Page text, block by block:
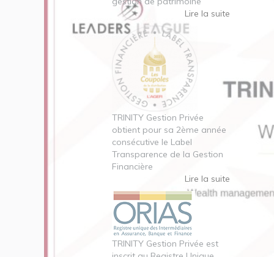
Lire la suite
TRINITY Gestion Privée
obtient pour sa 2ème année
consécutive le Label
Transparence de la Gestion
Financière
Lire la suite
TRINITY Gestion Privée est